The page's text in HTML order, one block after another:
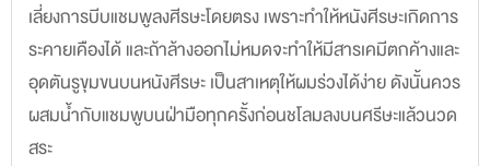
เลี่ยงการบีบแชมพูลงศีรษะโดยตรง เพราะทำให้หนังศีรษะเกิดการ
ระคายเคืองได้ และถ้าล้างออกไม่หมดจะทำให้มีสารเคมีตกค้างและ
อุดตันรูขุมขนบนหนังศีรษะ เป็นสาเหตุให้ผมร่วงได้ง่าย ดังนั้นควร
ผสมน้ำกับแชมพูบนฝ่ามือทุกครั้งก่อนชโลมลงบนศรีษะแล้วนวด
สระ